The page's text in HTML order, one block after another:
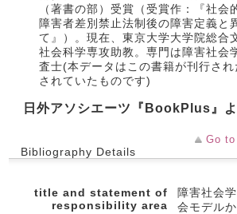
（著書の部）受賞（受賞作：『社
障害者差別禁止法制後の障害定義と
て』）。現在、東京大学大学院総合
社会科学専攻助教。専門は障害社会
査士(本データはこの書籍が刊行され
されていたものです)
日外アソシエーツ『BookPlus』よ
Go
Bibliography Details
title and statement of
responsibility area
障害社会
会モデル